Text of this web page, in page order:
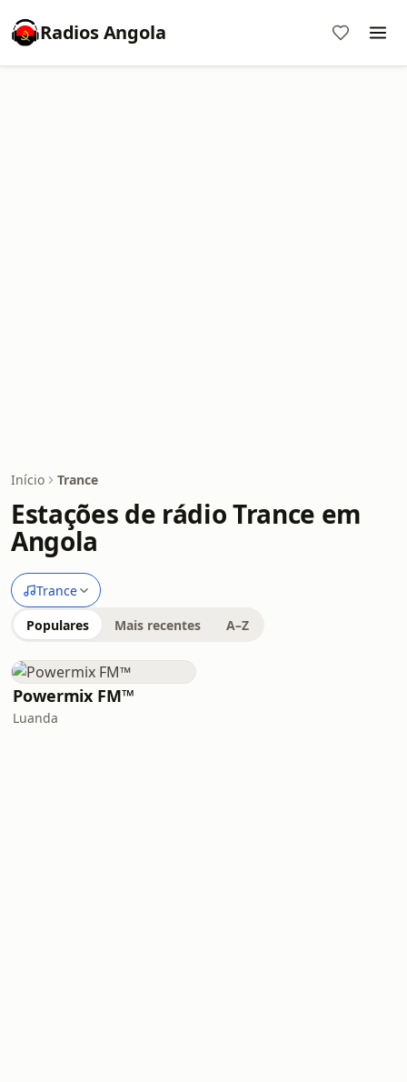
Radios Angola
Início Trance
Estações de rádio Trance em
Angola
Trance
Populares Mais recentes A–Z
Powermix FM™
Luanda